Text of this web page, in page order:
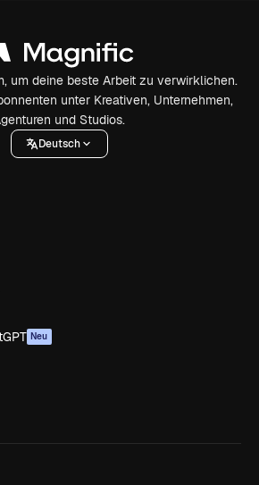
um deine beste Arbeit zu verwirklichen.
unter Kreativen, Unternehmen,
und Studios.
Deutsch
Neu